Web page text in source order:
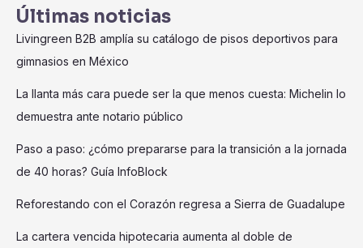
Últimas noticias
Livingreen B2B amplía su catálogo de pisos deportivos para
gimnasios en México
La llanta más cara puede ser la que menos cuesta: Michelin lo
demuestra ante notario público
Paso a paso: ¿cómo prepararse para la transición a la jornada
de 40 horas? Guía InfoBlock
Reforestando con el Corazón regresa a Sierra de Guadalupe
La cartera vencida hipotecaria aumenta al doble de